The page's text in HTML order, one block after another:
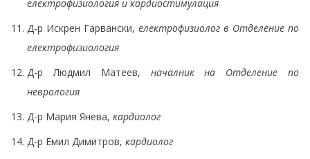
електрофизиология и кардиостимулация
Д-р Искрен Гарвански, електрофизиолог в Отделение по
електрофизиология
Д-р Людмил Матеев, началник на Отделение по
неврология
Д-р Мария Янева, кардиолог
Д-р Емил Димитров, кардиолог